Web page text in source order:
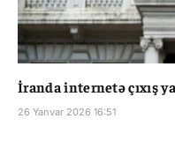
İranda internetə çıxış
26 Yanvar 2026 16:51